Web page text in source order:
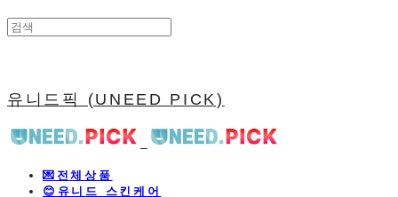
유니드픽 (UNEED PICK)
💌전체상품
😊유니드 스킨케어